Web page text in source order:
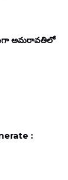
అమరావతిలో
: